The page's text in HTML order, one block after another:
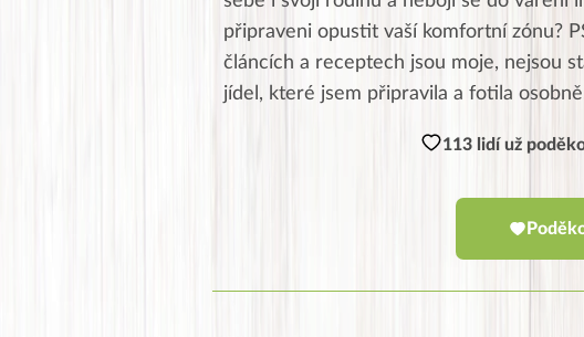
připraveni opustit vaší komfortní zónu?
článcích a receptech jsou moje, nejsou
jídel, které jsem připravila a fotila
113 lidí už